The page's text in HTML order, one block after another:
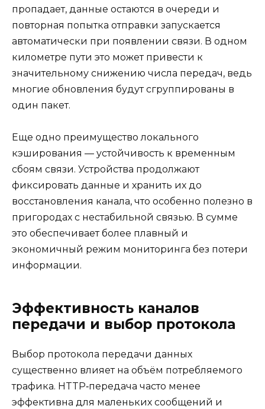
пропадает, данные остаются в очереди и
повторная попытка отправки запускается
автоматически при появлении связи. В одном
километре пути это может привести к
значительному снижению числа передач, ведь
многие обновления будут сгруппированы в
один пакет.
Еще одно преимущество локального
кэширования — устойчивость к временным
сбоям связи. Устройства продолжают
фиксировать данные и хранить их до
восстановления канала, что особенно полезно в
пригородах с нестабильной связью. В сумме
это обеспечивает более плавный и
экономичный режим мониторинга без потери
информации.
Эффективность каналов
передачи и выбор протокола
Выбор протокола передачи данных
существенно влияет на объём потребляемого
трафика. HTTP‑передача часто менее
эффективна для маленьких сообщений и